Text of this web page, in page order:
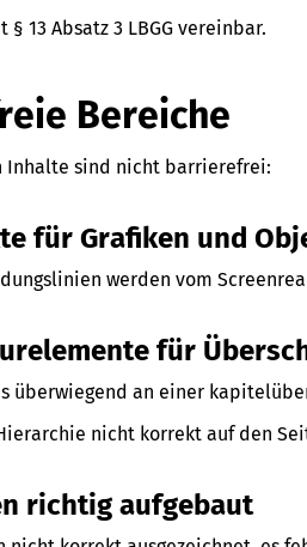
13 Absatz 3 LBGG vereinbar.
Bereiche
Inhalte sind nicht barrierefrei:
für Grafiken und
werden vom
für
überwiegend an einer
nicht korrekt auf den
richtig aufgebaut